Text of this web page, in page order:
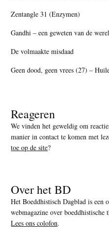
Zentangle 31 (Enzymen)
Gandhi – een geweten van de
De volmaakte misdaad
Geen dood, geen vrees (27) –
Reageren
We vinden het geweldig om
manier in contact te komen met
toe op de site?
Over het BD
Het Boeddhistisch Dagblad is een
webmagazine over boeddhistische
Lees ons colofon.